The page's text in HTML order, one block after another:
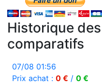
Historique
comparatifs
07/08 01:56
Prix achat : 0 € / 0 €